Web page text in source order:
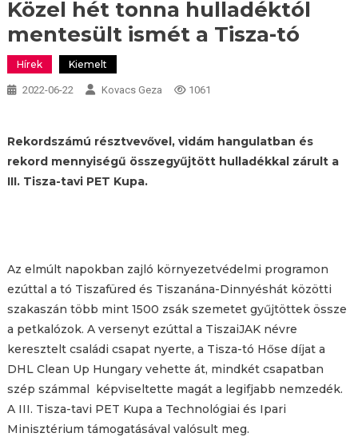
Közel hét tonna hulladéktól
mentesült ismét a Tisza-tó
Hírek Kiemelt
2022-06-22 Kovacs Geza 1061
Rekordszámú résztvevővel, vidám hangulatban és
rekord mennyiségű összegyűjtött hulladékkal zárult a
III. Tisza-tavi PET Kupa.
Az elmúlt napokban zajló környezetvédelmi programon
ezúttal a tó Tiszafüred és Tiszanána-Dinnyéshát közötti
szakaszán több mint 1500 zsák szemetet gyűjtöttek össze
a petkalózok. A versenyt ezúttal a TiszaiJAK névre
keresztelt családi csapat nyerte, a Tisza-tó Hőse díjat a
DHL Clean Up Hungary vehette át, mindkét csapatban
szép számmal képviseltette magát a legifjabb nemzedék.
A III. Tisza-tavi PET Kupa a Technológiai és Ipari
Minisztérium támogatásával valósult meg.